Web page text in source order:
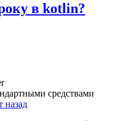
в kotlin?
средствами
назад